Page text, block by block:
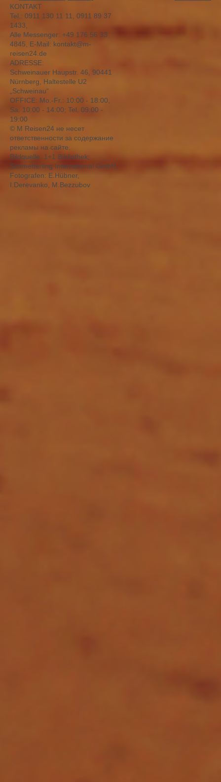
KONTAKT
Tel.: 0911 130 11 11, 0911 89 37
1433,
Alle Messenger: +49 176 56 33
4845, E-Mail: kontakt@m-
reisen24.de
ADRESSE:
Schweinauer Haupstr. 46, 90441
Nürnberg, Haltestelle U2
„Schweinau“
OFFICE: Mо.-Fr.: 10:00 - 18:00,
Sa: 10:00 - 14:00; Tel. 09:00 -
19:00
© M Reisen24 не несет
ответственности за содержание
рекламы на сайте.
Bildquelle: 1+1 Bibliothek;
Schmetterling International GmbH,
Fotografen: E.Hübner,
I.Derevanko, M.Bezzubov